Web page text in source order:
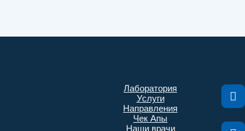
Лаборатория
Услуги
Направления
Чек Апы
Наши врачи